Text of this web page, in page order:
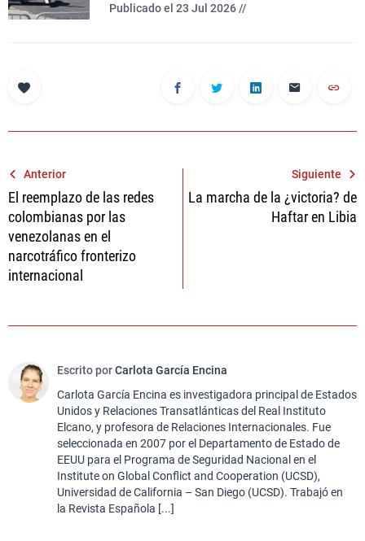
Publicado el 23 Jul 2026 //
Navegación
de
entradas
Anterior
El reemplazo de las redes
colombianas por las
venezolanas en el
narcotráfico fronterizo
internacional
Siguiente
La marcha de la ¿victoria? de
Haftar en Libia
Escrito porCarlota García Encina
Carlota García Encina es investigadora principal de Estados
Unidos y Relaciones Transatlánticas del Real Instituto
Elcano, y profesora de Relaciones Internacionales. Fue
seleccionada en 2007 por el Departamento de Estado de
EEUU para el Programa de Seguridad Nacional en el
Institute on Global Conflict and Cooperation (UCSD),
Universidad de California – San Diego (UCSD). Trabajó en
la Revista Española [...]